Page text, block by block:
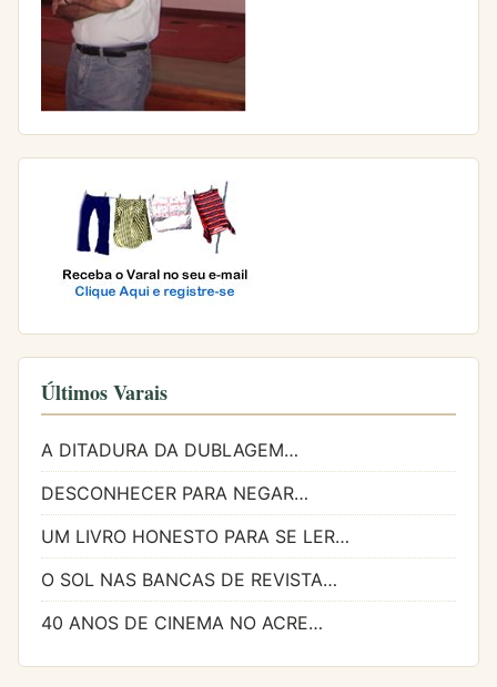
Últimos Varais
A DITADURA DA DUBLAGEM…
DESCONHECER PARA NEGAR…
UM LIVRO HONESTO PARA SE LER…
O SOL NAS BANCAS DE REVISTA…
40 ANOS DE CINEMA NO ACRE…